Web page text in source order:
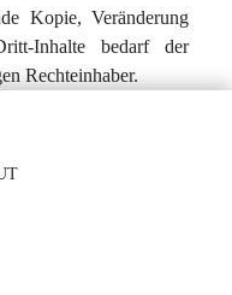
Kopie, Veränderung
Inhalte bedarf der
Rechteinhaber.